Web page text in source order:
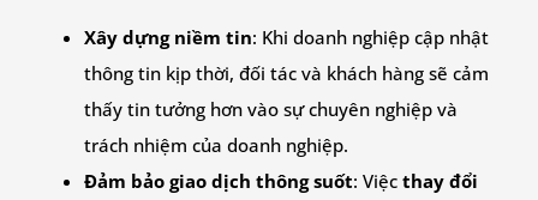
Xây dựng niềm tin: Khi doanh nghiệp cập nhật
thông tin kịp thời, đối tác và khách hàng sẽ cảm
thấy tin tưởng hơn vào sự chuyên nghiệp và
trách nhiệm của doanh nghiệp.
Đảm bảo giao dịch thông suốt: Việc thay đổi